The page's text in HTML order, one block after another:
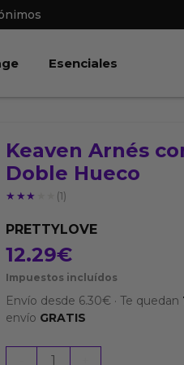
Abrir BDSM & Bondage
Esenciales
Keaven Arnés
Doble Hueco
★★★★★
★★★★★ (1)
PRETTYLOVE
12.29€
Impuestos incluídos
Envío desde 6.30€ ·Te quedan
envío GRATIS
Keaven